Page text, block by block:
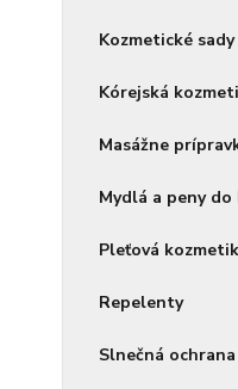
Kozmetické sady
Kórejská
Masážne
Mydlá a peny do
Pleťová
Repelenty
Slnečná ochrana